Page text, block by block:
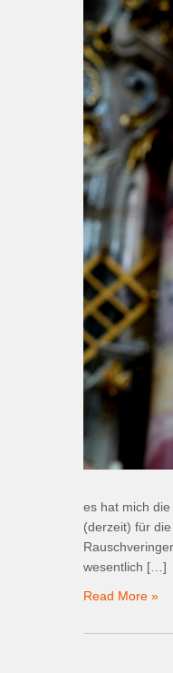
es hat mich
(derzeit) für
wesentlich […]
Read More »